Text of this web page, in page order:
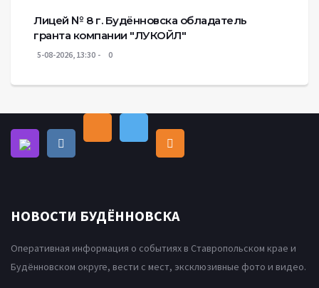
Лицей № 8 г. Будëнновска обладатель
гранта компании "ЛУКОЙЛ"
5-08-2026, 13:30 0
НОВОСТИ БУДЁННОВСКА
Оперативная информация о событиях в Ставропольском крае и
Будённовском округе, вести с мест, эксклюзивные фото и видео.